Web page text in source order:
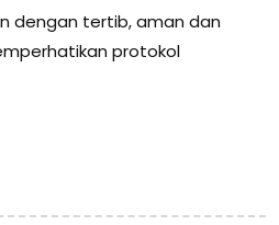
dengan tertib, aman dan
protokol